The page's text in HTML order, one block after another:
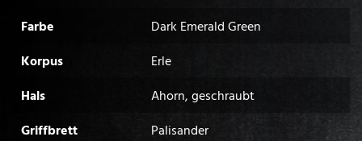
Farbe
Dark Emerald Green
Korpus
Erle
Hals
Ahorn, geschraubt
Griffbrett
Palisander